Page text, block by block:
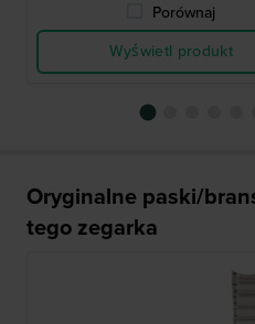
Porównaj
Wyświetl produkt
Oryginalne paski/
tego zegarka